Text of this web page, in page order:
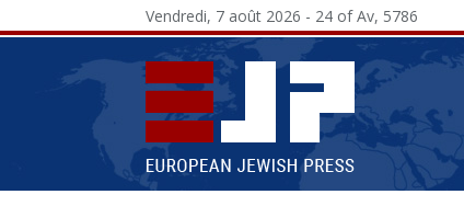
Vendredi, 7 août 2026 - 24 of Av, 5786